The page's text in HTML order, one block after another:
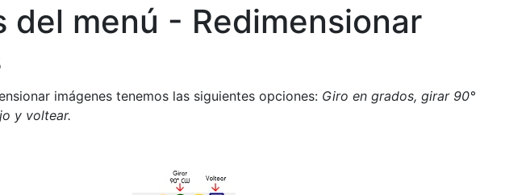
del menú - Redimensionar
imágenes tenemos las siguientes opciones: Giro en grados, girar 90°
y voltear.